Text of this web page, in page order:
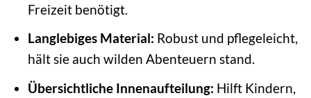
Freizeit benötigt.
Langlebiges Material: Robust und pflegeleicht,
hält sie auch wilden Abenteuern stand.
Übersichtliche Innenaufteilung: Hilft Kindern,